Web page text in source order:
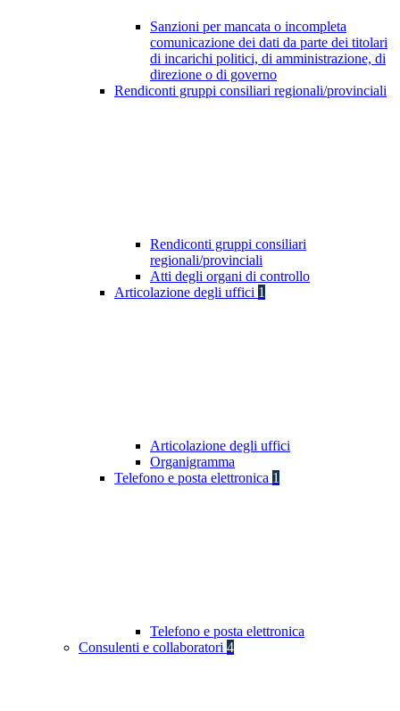
Sanzioni per mancata o incompleta
comunicazione dei dati da parte dei titolari
di incarichi politici, di amministrazione, di
direzione o di governo
Rendiconti gruppi consiliari regionali/provinciali
Rendiconti gruppi consiliari
regionali/provinciali
Atti degli organi di controllo
Articolazione degli uffici 1
Articolazione degli uffici
Organigramma
Telefono e posta elettronica 1
Telefono e posta elettronica
Consulenti e collaboratori 4